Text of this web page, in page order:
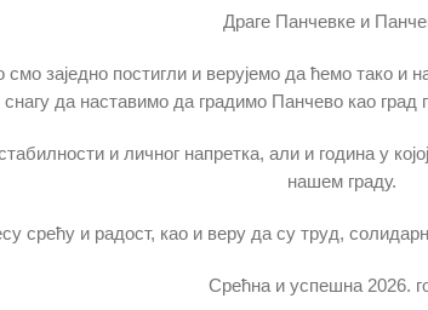
Драге Панчевке и
заједно постигли и верујемо да ћемо тако и
снагу да наставимо да градимо Панчево као град
и личног напретка, али и година у
нашем граду.
срећу и радост, као и веру да су труд,
Срећна и успешна 2026.